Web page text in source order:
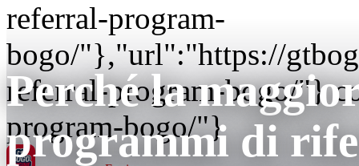
referral-program-
bogo/"},"url":"https://
referral-program-bogo/"}
program-bogo/"}
Perché la
programmi di